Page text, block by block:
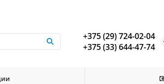
+375 (29) 724-02-04
+375 (33) 644-47-74